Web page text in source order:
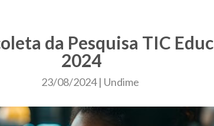
da Pesquisa TIC
2024
23/08/2024 | Undime